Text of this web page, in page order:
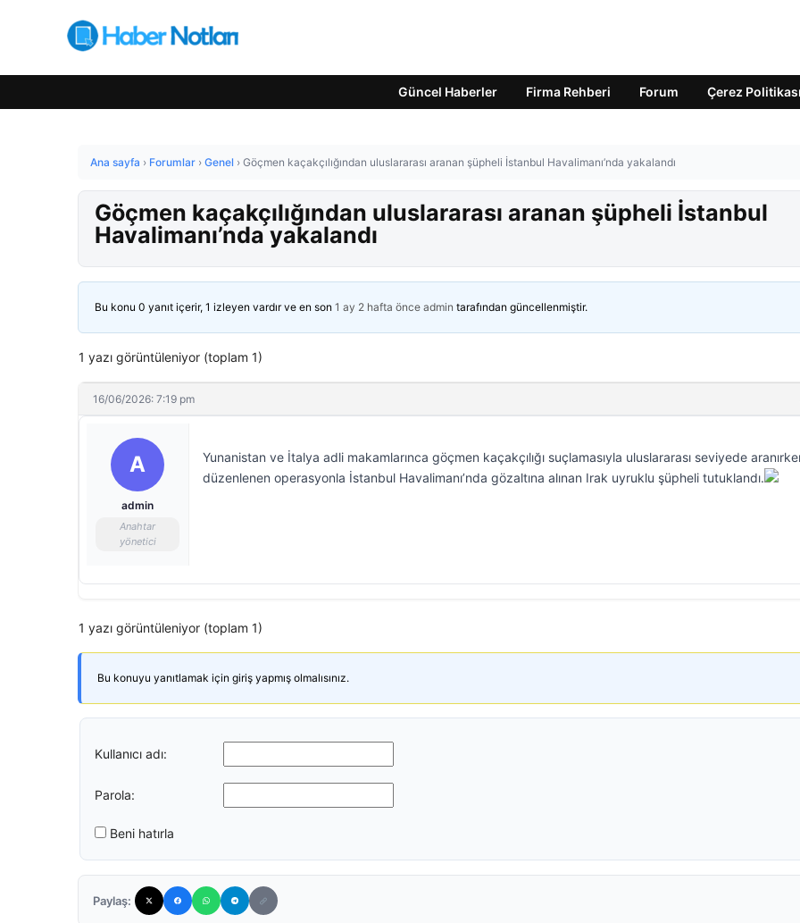
Güncel Haberler Firma Rehberi Forum Çerez Politikası
Ana sayfa › Forumlar › Genel › Göçmen kaçakçılığından uluslararası aranan şüpheli İstanbul Havalimanı’nda yakalandı
Göçmen kaçakçılığından uluslararası aranan şüpheli İstanbul
Havalimanı’nda yakalandı
Bu konu 0 yanıt içerir, 1 izleyen vardır ve en son 1 ay 2 hafta önce admin tarafından güncellenmiştir.
1 yazı görüntüleniyor (toplam 1)
16/06/2026: 7:19 pm
A
admin
Anahtar
yönetici
Yunanistan ve İtalya adli makamlarınca göçmen kaçakçılığı suçlamasıyla uluslararası seviyede
düzenlenen operasyonla İstanbul Havalimanı’nda gözaltına alınan Irak uyruklu şüpheli tutuklandı.
1 yazı görüntüleniyor (toplam 1)
Bu konuyu yanıtlamak için giriş yapmış olmalısınız.
Kullanıcı adı:
Parola:
Beni hatırla
Paylaş: